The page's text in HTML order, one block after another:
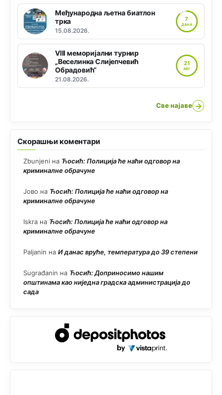
Међународна љетна биатлон
трка
15.08.2026.
7
ДАНА
VIII меморијални турнир
„Веселинка Слијепчевић
Обрадовић“
21.08.2026.
21
АВГ
Све најаве →
Скорашњи коментари
Zbunjeni на Ћосић: Полиција ће наћи одговор на
криминалне обрачуне
Јово на Ћосић: Полиција ће наћи одговор на
криминалне обрачуне
Iskra на Ћосић: Полиција ће наћи одговор на
криминалне обрачуне
Paljanin на И данас вруће, температура до 39 степени
Sugrađanin на Ћосић: Доприносимо нашим
општинама као ниједна градска администрација до
сада